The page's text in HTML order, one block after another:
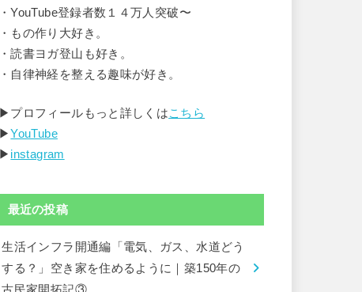
・YouTube登録者数１４万人突破〜
・もの作り大好き。
・読書ヨガ登山も好き。
・自律神経を整える趣味が好き。
▶︎プロフィールもっと詳しくはこちら
▶︎YouTube
▶︎ instagram
最近の投稿
生活インフラ開通編「電気、ガス、水道どう
する？」空き家を住めるように｜築150年の